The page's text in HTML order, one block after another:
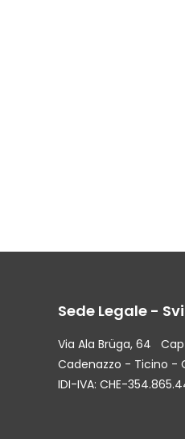
Sede Legale -
Via Ala Brüga, 64
Cadenazzo - Ticino -
IDI-IVA: CHE-